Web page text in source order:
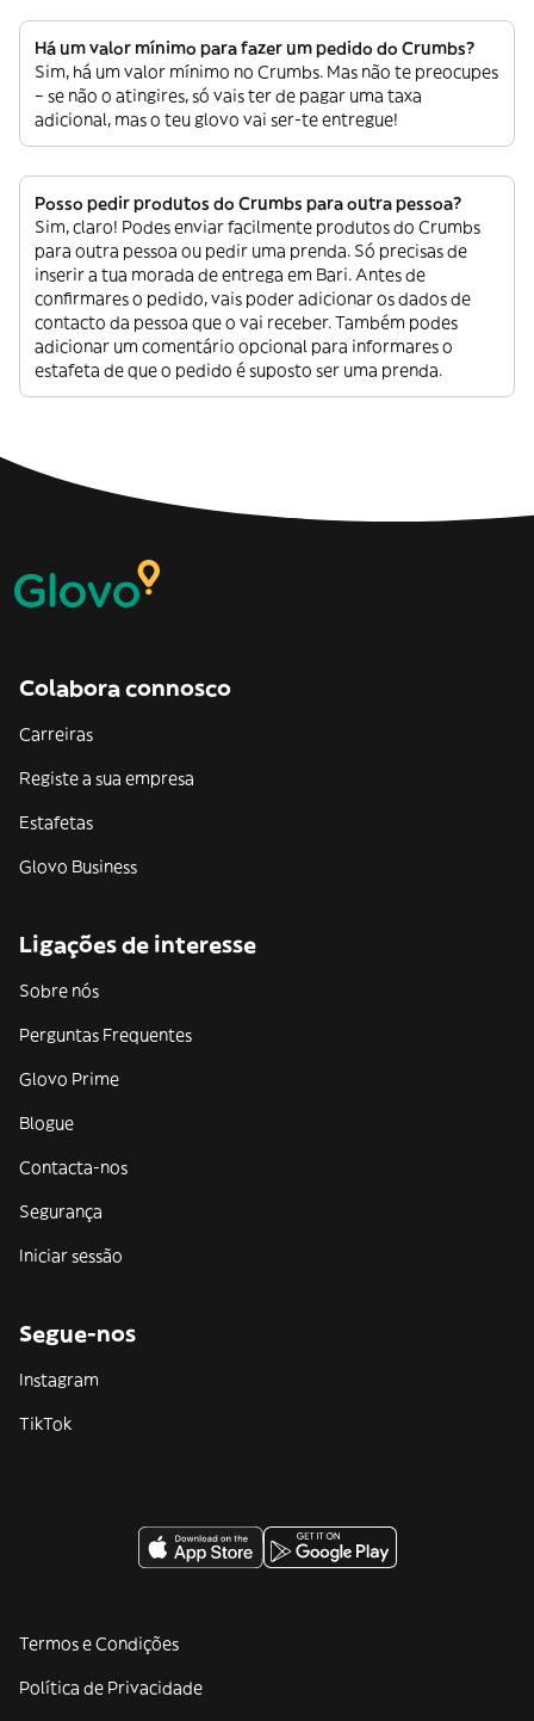
Há um valor mínimo para fazer um pedido do Crumbs?
Sim, há um valor mínimo no Crumbs. Mas não te preocupes
– se não o atingires, só vais ter de pagar uma taxa
adicional, mas o teu glovo vai ser-te entregue!
Posso pedir produtos do Crumbs para outra pessoa?
Sim, claro! Podes enviar facilmente produtos do Crumbs
para outra pessoa ou pedir uma prenda. Só precisas de
inserir a tua morada de entrega em Bari. Antes de
confirmares o pedido, vais poder adicionar os dados de
contacto da pessoa que o vai receber. Também podes
adicionar um comentário opcional para informares o
estafeta de que o pedido é suposto ser uma prenda.
Colabora connosco
Carreiras
Registe a sua empresa
Estafetas
Glovo Business
Ligações de interesse
Sobre nós
Perguntas Frequentes
Glovo Prime
Blogue
Contacta-nos
Segurança
Iniciar sessão
Segue-nos
Instagram
TikTok
Termos e Condições
Política de Privacidade